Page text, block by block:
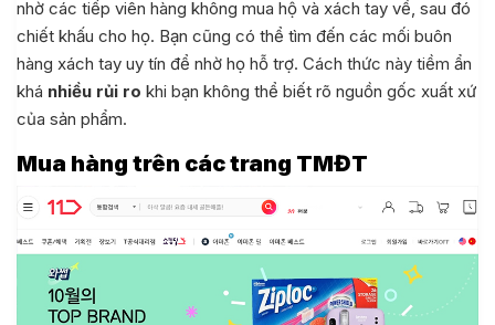
nhờ các tiếp viên hàng không mua hộ và xách tay về, sau đó
chiết khấu cho họ. Bạn cũng có thể tìm đến các mối buôn
hàng xách tay uy tín để nhờ họ hỗ trợ. Cách thức này tiềm ẩn
khá nhiều rủi ro khi bạn không thể biết rõ nguồn gốc xuất xứ
của sản phẩm.
Mua hàng trên các trang TMĐT